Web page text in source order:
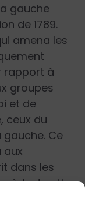
gauche
de 1789.
amena les
rapport à
groupes
et de
ceux du
Ce
dans les
cette